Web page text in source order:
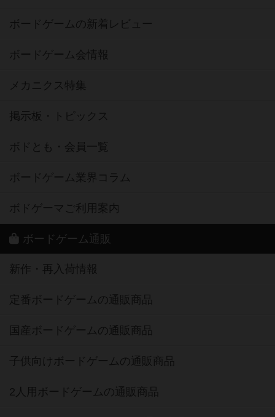
ボードゲームの新着レビュー
ボードゲーム会情報
メカニクス特集
掲示板・トピックス
ボドとも・会員一覧
ボードゲーム業界コラム
ボドゲーマご利用案内
ボードゲーム通販
新作・再入荷情報
定番ボードゲームの通販商品
国産ボードゲームの通販商品
子供向けボードゲームの通販商品
2人用ボードゲームの通販商品